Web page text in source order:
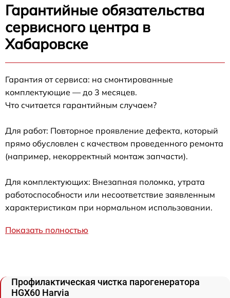
Гарантийные обязательства
сервисного центра в
Хабаровске
Гарантия от сервиса: на смонтированные
комплектующие — до 3 месяцев.
Что считается гарантийным случаем?
Для работ: Повторное проявление дефекта, который
прямо обусловлен с качеством проведенного ремонта
(например, некорректный монтаж запчасти).
Для комплектующих: Внезапная поломка, утрата
работоспособности или несоответствие заявленным
характеристикам при нормальном использовании.
Показать полностью
Профилактическая чистка парогенератора
HGX60 Harvia